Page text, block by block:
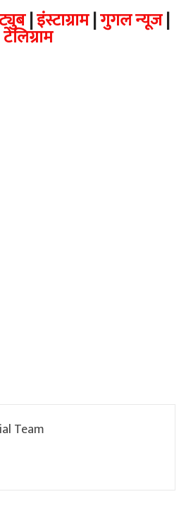
|इंस्टाग्राम|गुगल न्यूज|
टेलिग्राम
Team